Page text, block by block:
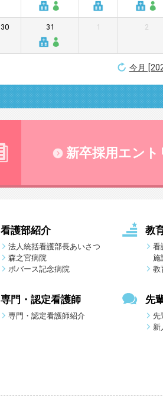
30 31 1 2
今月
新卒採用エント
看護部紹介
法人統括看護部長あいさつ
森之宮病院
ボバース記念病院
教
看
施
教
専門・認定看護師
専門・認定看護師紹介
先
先
新